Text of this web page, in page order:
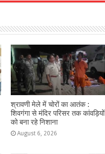
श्रावणी मेले में चोरों का आतंक :
शिवगंगा से मंदिर परिसर तक कांवड़ियों
को बना रहे निशाना
August 6, 2026